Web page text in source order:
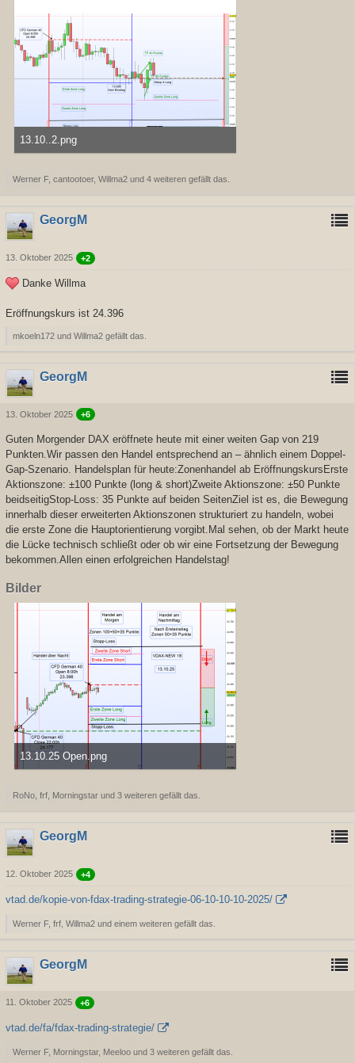
13.10..2.png
46,06 kB, 1.596×817, 314 mal angesehen
Werner F, cantootoer, Willma2 und 4 weiteren gefällt das.
GeorgM
13. Oktober 2025 +2
Danke Willma
Eröffnungskurs ist 24.396
mkoeln172 und Willma2 gefällt das.
GeorgM
13. Oktober 2025 +6
Guten Morgender DAX eröffnete heute mit einer weiten Gap von 219
Punkten.Wir passen den Handel entsprechend an – ähnlich einem Doppel-
Gap-Szenario. Handelsplan für heute:Zonenhandel ab EröffnungskursErste
Aktionszone: ±100 Punkte (long & short)Zweite Aktionszone: ±50 Punkte
beidseitigStop-Loss: 35 Punkte auf beiden SeitenZiel ist es, die Bewegung
innerhalb dieser erweiterten Aktionszonen strukturiert zu handeln, wobei
die erste Zone die Hauptorientierung vorgibt.Mal sehen, ob der Markt heute
die Lücke technisch schließt oder ob wir eine Fortsetzung der Bewegung
bekommen.Allen einen erfolgreichen Handelstag!
Bilder
13.10.25 Open.png
52,31 kB, 1.086×813, 266 mal angesehen
RoNo, frf, Morningstar und 3 weiteren gefällt das.
GeorgM
12. Oktober 2025 +4
vtad.de/kopie-von-fdax-trading-strategie-06-10-10-10-2025/
Werner F, frf, Willma2 und einem weiteren gefällt das.
GeorgM
11. Oktober 2025 +6
vtad.de/fa/fdax-trading-strategie/
Werner F, Morningstar, Meeloo und 3 weiteren gefällt das.